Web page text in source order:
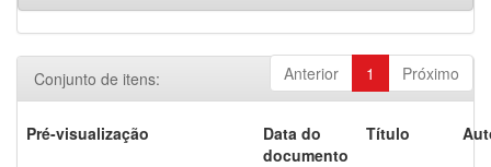
Anterior 1 Próximo
Conjunto de itens:
Pré-visualização
Data do
documento
Título